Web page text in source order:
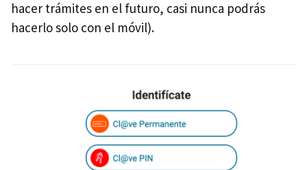
hacer trámites en el futuro, casi nunca podrás
hacerlo solo con el móvil).